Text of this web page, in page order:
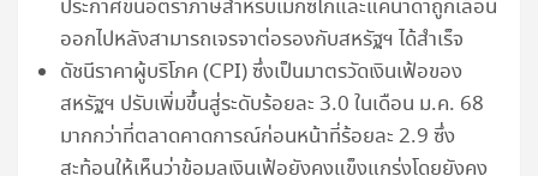
ประกาศขึ้นอัตราภาษีสำหรับเม็กซิโกและแคนาดาถูกเลื่อน
ออกไปหลังสามารถเจรจาต่อรองกับสหรัฐฯ ได้สำเร็จ
ดัชนีราคาผู้บริโภค (CPI) ซึ่งเป็นมาตรวัดเงินเฟ้อของ
สหรัฐฯ ปรับเพิ่มขึ้นสู่ระดับร้อยละ 3.0 ในเดือน ม.ค. 68
มากกว่าที่ตลาดคาดการณ์ก่อนหน้าที่ร้อยละ 2.9 ซึ่ง
สะท้อนให้เห็นว่าข้อมูลเงินเฟ้อยังคงแข็งแกร่งโดยยังคง